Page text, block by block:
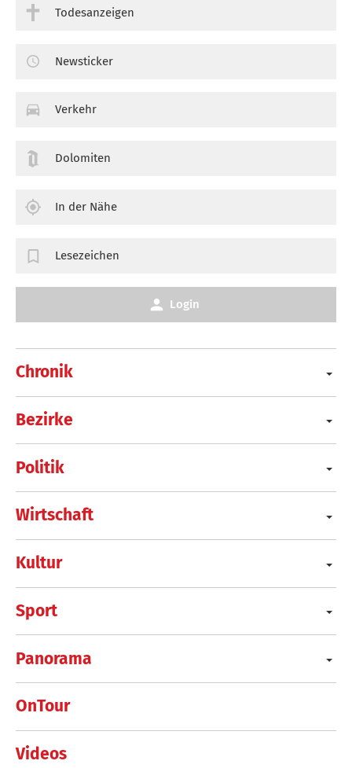
Chronik
Bezirke
Politik
Wirtschaft
Kultur
Sport
Panorama
OnTour
Videos
Todesanzeigen
Newsticker
Verkehr
Dolomiten
In der Nähe
Lesezeichen
Login